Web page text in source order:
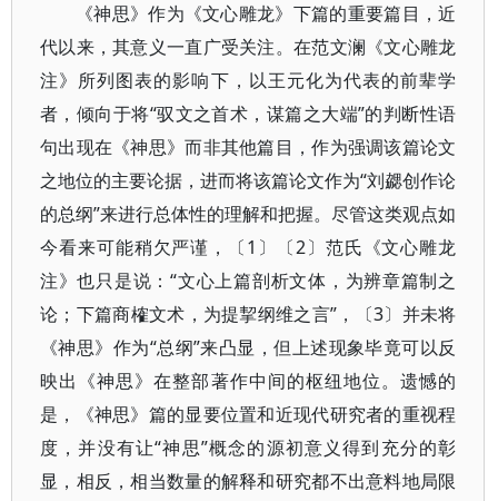
《神思》作为《文心雕龙》下篇的重要篇目，近
代以来，其意义一直广受关注。在范文澜《文心雕龙
注》所列图表的影响下，以王元化为代表的前辈学
者，倾向于将“驭文之首术，谋篇之大端”的判断性语
句出现在《神思》而非其他篇目，作为强调该篇论文
之地位的主要论据，进而将该篇论文作为“刘勰创作论
的总纲”来进行总体性的理解和把握。尽管这类观点如
今看来可能稍欠严谨，〔1〕〔2〕范氏《文心雕龙
注》也只是说：“文心上篇剖析文体，为辨章篇制之
论；下篇商榷文术，为提挈纲维之言”，〔3〕并未将
《神思》作为“总纲”来凸显，但上述现象毕竟可以反
映出《神思》在整部著作中间的枢纽地位。遗憾的
是，《神思》篇的显要位置和近现代研究者的重视程
度，并没有让“神思”概念的源初意义得到充分的彰
显，相反，相当数量的解释和研究都不出意料地局限